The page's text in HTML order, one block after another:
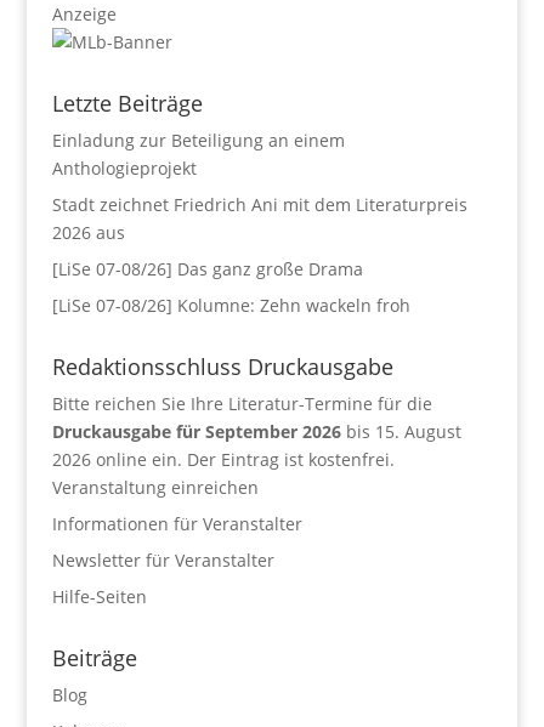
Anzeige
Letzte Beiträge
Einladung zur Beteiligung an einem
Anthologieprojekt
Stadt zeichnet Friedrich Ani mit dem Literaturpreis
2026 aus
[LiSe 07-08/26] Das ganz große Drama
[LiSe 07-08/26] Kolumne: Zehn wackeln froh
Redaktionsschluss Druckausgabe
Bitte reichen Sie Ihre Literatur-Termine für die
Druckausgabe für September 2026bis 15. August
2026 online ein. Der Eintrag ist kostenfrei.
Veranstaltung einreichen
Informationen für Veranstalter
Newsletter für Veranstalter
Hilfe-Seiten
Beiträge
Blog